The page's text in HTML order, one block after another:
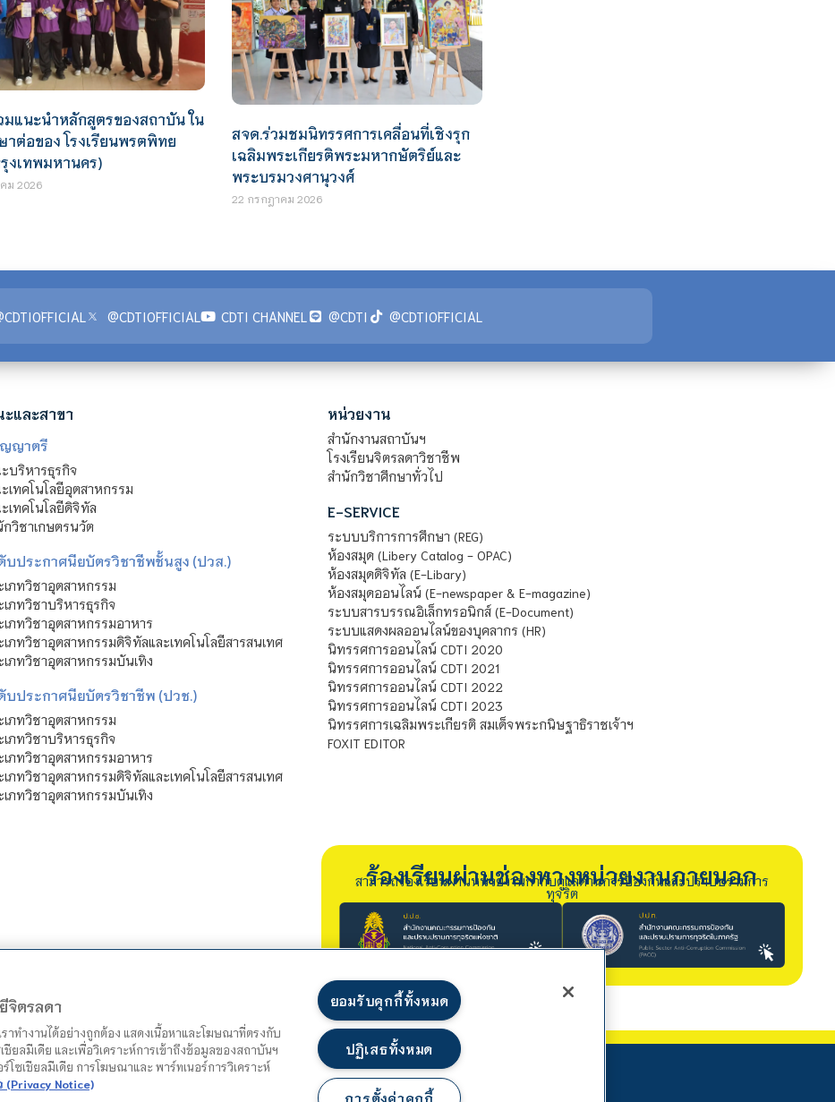
มแนะนำหลักสูตรของสถาบัน ใน
าต่อของ โรงเรียนพรตพิทย
งเทพมหานคร)
ม 2026
สจด.ร่วมชมนิทรรศการเคลื่อนที่เชิงรุก
เฉลิมพระเกียรติพระมหากษัตริย์และ
พระบรมวงศานุวงศ์
22 กรกฎาคม 2026
@CDTIOFFICIAL CDTI CHANNEL @CDTI @CDTIOFFICIAL
และสาขา
ญาตรี
บริหารธุรกิจ
เทคโนโลยีอุตสาหกรรม
เทคโนโลยีดิจิทัล
กวิชาเกษตรนวัต
บประกาศนียบัตรวิชาชีพชั้นสูง (ปวส.)
เภทวิชาอุตสาหกรรม
เภทวิชาบริหารธุรกิจ
เภทวิชาอุตสาหกรรมอาหาร
เภทวิชาอุตสาหกรรมดิจิทัลและเทคโนโลยีสารสนเทศ
เภทวิชาอุตสาหกรรมบันเทิง
บประกาศนียบัตรวิชาชีพ (ปวช.)
เภทวิชาอุตสาหกรรม
เภทวิชาบริหารธุรกิจ
เภทวิชาอุตสาหกรรมอาหาร
เภทวิชาอุตสาหกรรมดิจิทัลและเทคโนโลยีสารสนเทศ
เภทวิชาอุตสาหกรรมบันเทิง
หน่วยงาน
สำนักงานสถาบันฯ
โรงเรียนจิตรลดาวิชาชีพ
สำนักวิชาศึกษาทั่วไป
E-SERVICE
ระบบบริการการศึกษา (REG)
ห้องสมุด (Libery Catalog - OPAC)
ห้องสมุดดิจิทัล (E-Libary)
ห้องสมุดออนไลน์ (E-newspaper & E-magazine)
ระบบสารบรรณอิเล็กทรอนิกส์ (E-Document)
ระบบแสดงผลออนไลน์ของบุคลากร (HR)
นิทรรศการออนไลน์ CDTI 2020
นิทรรศการออนไลน์ CDTI 2021
นิทรรศการออนไลน์ CDTI 2022
นิทรรศการออนไลน์ CDTI 2023
นิทรรศการเฉลิมพระเกียรติ สมเด็จพระกนิษฐาธิราชเจ้าฯ
FOXIT EDITOR
ร้องเรียนผ่านช่องทางหน่วยงานภายนอก
สามารถร้องเรียนผ่านหน่วยงานกำกับดูแลด้านการป้องกันและปราบปรามการ
ทุจริต
จิตรลดา
าทำงานได้อย่างถูกต้อง แสดงเนื้อหาและโฆษณาที่ตรงกับ
ยลมีเดีย และเพื่อวิเคราะห์การเข้าถึงข้อมูลของสถาบันฯ
ซเชียลมีเดีย การโฆษณาและ พาร์ทเนอร์การวิเคราะห์
Notice)
ยอมรับคุกกี้ทั้งหมด
ปฏิเสธทั้งหมด
การตั้งค่าคุกกี้